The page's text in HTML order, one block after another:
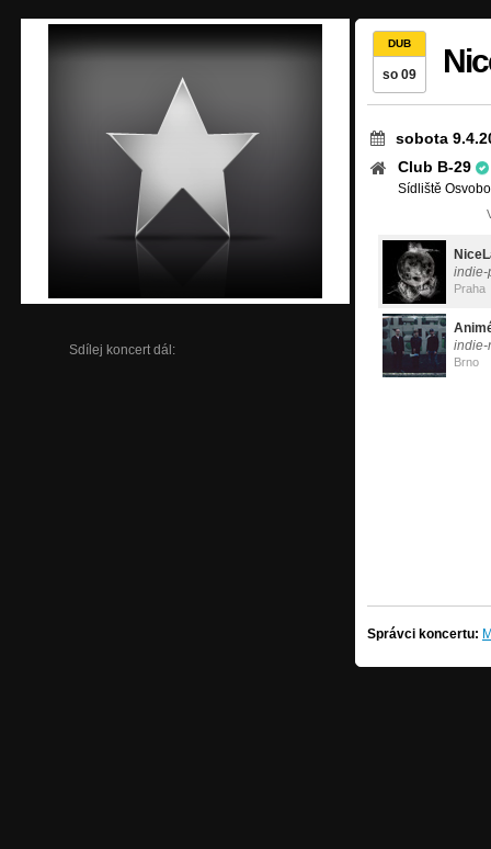
Sdílej koncert dál:
DUB
so 09
sobota
Club B-29
Sídliště
indie-
Praha
indie-
Brno
Správci koncertu: